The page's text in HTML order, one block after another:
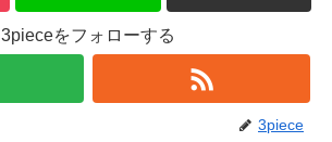
3pieceをフォローする
3piece